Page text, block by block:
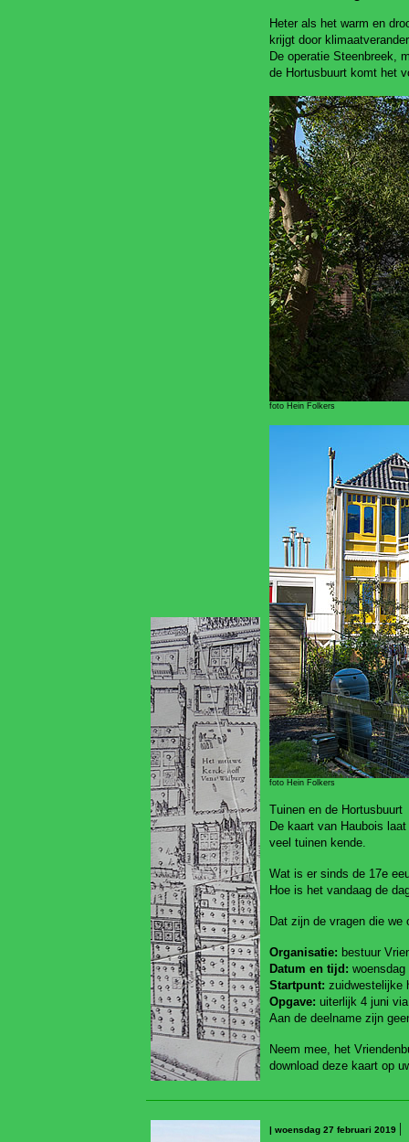
Heter als het warm en
krijgt door
De operatie Steenbreek,
de Hortusbuurt komt het
foto Hein Folkers
foto Hein Folkers
Tuinen en de Hortusbuurt
De kaart van Haubois
veel tuinen kende.
Wat is er sinds de 17e
Hoe is het vandaag de
Dat zijn de vragen die we
Organisatie: bestuur
Datum en tijd:
Startpunt: zuidwestelijke
Opgave: uiterlijk 4 juni
Aan de deelname zijn
Neem mee, het
download deze kaart op
| woensdag 27 februari 2019 |